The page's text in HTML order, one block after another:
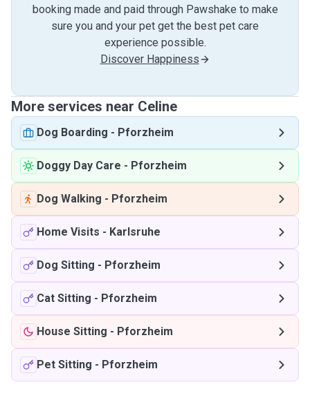
booking made and paid through Pawshake to make
sure you and your pet get the best pet care
experience possible.
Discover Happiness
More services near Celine
Dog Boarding - Pforzheim
Doggy Day Care - Pforzheim
Dog Walking - Pforzheim
Home Visits - Karlsruhe
Dog Sitting - Pforzheim
Cat Sitting - Pforzheim
House Sitting - Pforzheim
Pet Sitting - Pforzheim